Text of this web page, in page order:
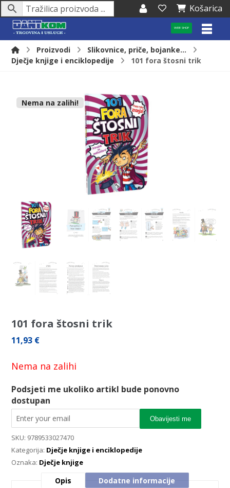
Košarica
WEB SHOP
Proizvodi
Slikovnice, priče, bojanke...
Dječje knjige i enciklopedije
101 fora štosni trik
Nema na zalihi!
101 fora štosni trik
11,93 €
Nema na zalihi
Podsjeti me ukoliko artikl bude ponovno
dostupan
Obavijesti me
SKU: 9789533027470
Kategorija: Dječje knjige i enciklopedije
Oznaka: Dječje knjige
Opis Dodatne informacije